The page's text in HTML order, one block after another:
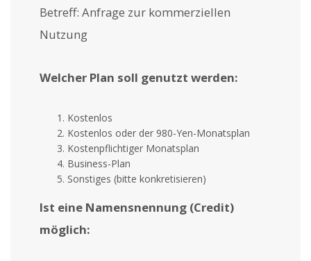
Betreff: Anfrage zur kommerziellen
Nutzung
Welcher Plan soll genutzt werden:
Kostenlos
Kostenlos oder der 980-Yen-Monatsplan
Kostenpflichtiger Monatsplan
Business-Plan
Sonstiges (bitte konkretisieren)
Ist eine Namensnennung (Credit)
möglich: